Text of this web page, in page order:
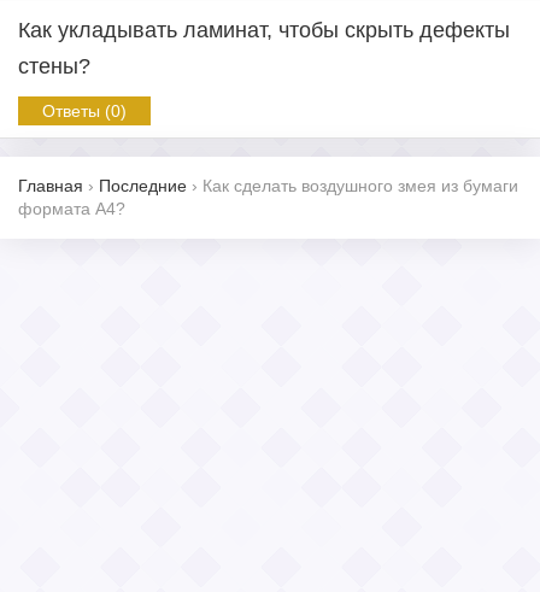
Как укладывать ламинат, чтобы скрыть дефекты
стены?
Ответы (0)
Главная › Последние › Как сделать воздушного змея из бумаги
формата А4?